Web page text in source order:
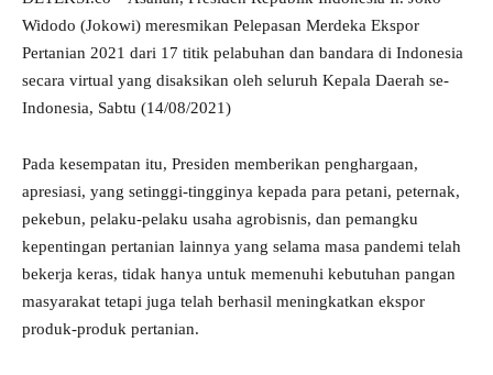
Widodo (Jokowi) meresmikan Pelepasan Merdeka Ekspor
Pertanian 2021 dari 17 titik pelabuhan dan bandara di Indonesia
secara virtual yang disaksikan oleh seluruh Kepala Daerah se-
Indonesia, Sabtu (14/08/2021)
Pada kesempatan itu, Presiden memberikan penghargaan,
apresiasi, yang setinggi-tingginya kepada para petani, peternak,
pekebun, pelaku-pelaku usaha agrobisnis, dan pemangku
kepentingan pertanian lainnya yang selama masa pandemi telah
bekerja keras, tidak hanya untuk memenuhi kebutuhan pangan
masyarakat tetapi juga telah berhasil meningkatkan ekspor
produk-produk pertanian.